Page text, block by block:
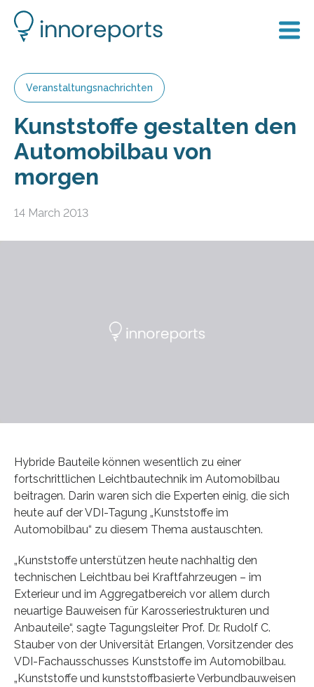
Veranstaltungsnachrichten
Kunststoffe gestalten den
Automobilbau von
morgen
14 March 2013
Hybride Bauteile können wesentlich zu einer
fortschrittlichen Leichtbautechnik im Automobilbau
beitragen. Darin waren sich die Experten einig, die sich
heute auf der VDI-Tagung „Kunststoffe im
Automobilbau“ zu diesem Thema austauschten.
„Kunststoffe unterstützen heute nachhaltig den
technischen Leichtbau bei Kraftfahrzeugen – im
Exterieur und im Aggregatbereich vor allem durch
neuartige Bauweisen für Karosseriestrukturen und
Anbauteile“, sagte Tagungsleiter Prof. Dr. Rudolf C.
Stauber von der Universität Erlangen, Vorsitzender des
VDI-Fachausschusses Kunststoffe im Automobilbau.
„Kunststoffe und kunststoffbasierte Verbundbauweisen